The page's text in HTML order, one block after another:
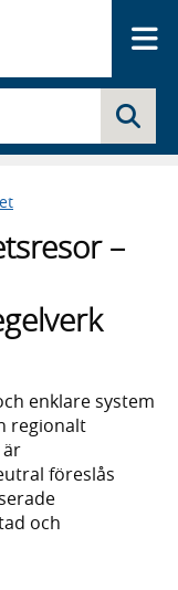
–
enklare system
regionalt
föreslås
och